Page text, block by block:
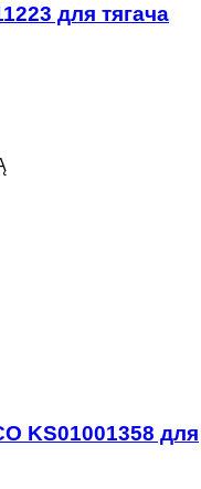
для тягача
KS01001358 для